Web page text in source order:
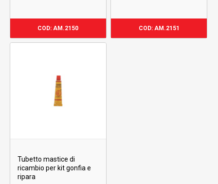
COD: AM.2150
38,92€ COD: AM.2151
18,18€
Tubetto mastice di
ricambio per kit gonfia e
ripara